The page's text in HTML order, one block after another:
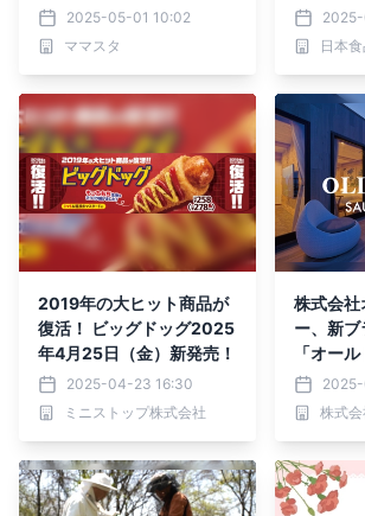
ート】2025-05-01 10:02
ママスタ
日本
2019年の大ヒット商品が
復活！ ビッグドッグ2025
年4月25日（金）新発売！
2025-04-23 16:30
ミニストップ株式会社
株式会社
ー、新
「オー
ホテル木
025年4
株式